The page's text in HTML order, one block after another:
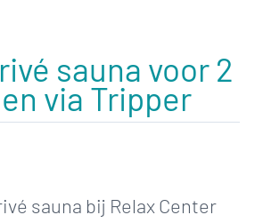
sauna voor 2
via Tripper
sauna bij Relax Center